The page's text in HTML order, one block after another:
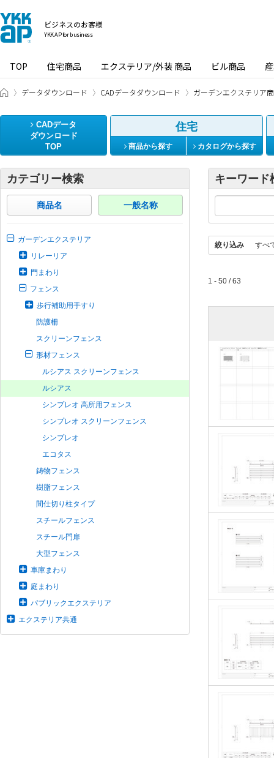
ビジネスのお客様
YKK AP for business
TOP 住宅商品 エクステリア/外装 商品 ビル商品
ビジネスのお客様 HOME
データダウンロード CADデータダウンロード ガーデンエクステリア
CADデータ
ダウンロード
TOP
住宅
商品から探す カタログから探す
カテゴリー検索
商品名 一般名称
ガーデンエクステリア
リレーリア
門まわり
フェンス
歩行補助用手すり
防護柵
スクリーンフェンス
形材フェンス
ルシアス スクリーンフェンス
ルシアス
シンプレオ 高所用フェンス
シンプレオ スクリーンフェンス
シンプレオ
エコタス
鋳物フェンス
樹脂フェンス
間仕切り柱タイプ
スチールフェンス
スチール門扉
大型フェンス
車庫まわり
庭まわり
パブリックエクステリア
エクステリア共通
キーワード
絞り込み すべ
1 - 50 / 63